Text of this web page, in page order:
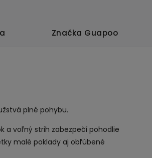
Značka Guapoo
plné pohybu.
a voľný strih zabezpečí pohodlie
malé poklady aj obľúbené